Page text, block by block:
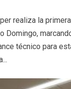
realiza la
Domingo,
técnico para